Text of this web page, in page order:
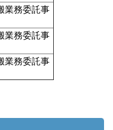
業務委託事
業務委託事
業務委託事